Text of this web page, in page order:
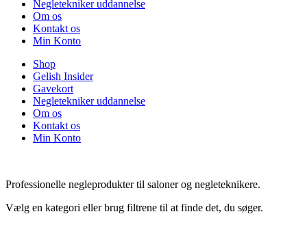
Negletekniker uddannelse
Om os
Kontakt os
Min Konto
Shop
Gelish Insider
Gavekort
Negletekniker uddannelse
Om os
Kontakt os
Min Konto
Professionelle negleprodukter til saloner og negleteknikere.
Vælg en kategori eller brug filtrene til at finde det, du søger.